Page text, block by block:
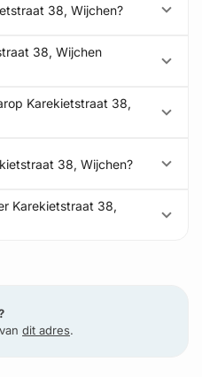
38, Wijchen?
38, Wijchen
Karekietstraat 38,
38, Wijchen?
Karekietstraat 38,
dit adres.